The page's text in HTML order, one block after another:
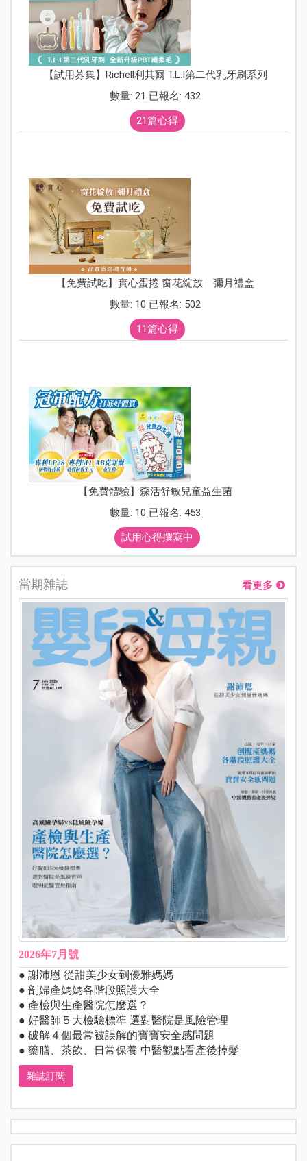
【試用募集】Richell利其爾 T.L.I第二代乳牙刷系列
數量: 21 已報名: 432
21篇心得
【免費試吃】實心蛋捲 窗花綻放｜彌月禮盒
數量: 10 已報名: 502
11篇心得
【免費體驗】森活舒敏兒童益生菌
數量: 10 已報名: 453
試用心得撰寫中
當期雜誌 看更多
2026年7月號
● 謝沛恩 從甜美少女到優雅媽媽
● 剖婦產媽媽各階段照護大全
● 產檢與生產醫院怎麼選？
● 好醫師５大檢驗標準 選對醫院是風險管理
● 破解４個最常被誤解的寶寶安全感問題
● 藥膳、茶飲、日常保養 中醫觀點看產後掉髮
雜誌訂閱